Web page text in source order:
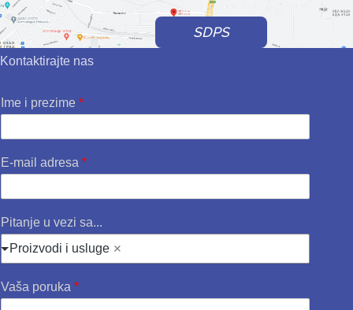
SDPS
Kontaktirajte nas
Ime i prezime *
E-mail adresa *
Pitanje u vezi sa...
Proizvodi i usluge
Vaša poruka *